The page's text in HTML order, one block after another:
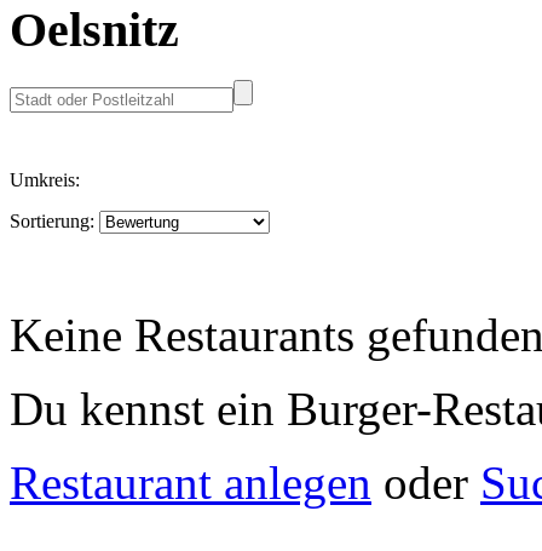
Oelsnitz
Umkreis:
Sortierung:
Keine Restaurants
Du kennst ein Burger-
Restaurant anlegen oder